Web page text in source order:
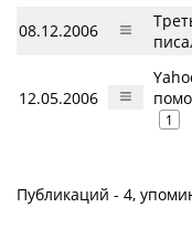
08.12.2006
12.05.2006
1
Публикаций - 4,